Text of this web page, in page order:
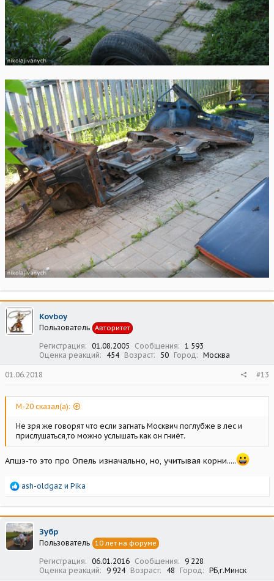
Kovboy
Пользователь Авторитет
Регистрация 01.08.2005 Сообщения
1 593
Оценка реакций
454 Возраст 50 Город Москва
01.06.2018 #13
М-20 сказал(а):
Не зря же говорят что если загнать Москвич поглубже в лес и
прислушаться,то можно услышать как он гниёт.
Апшэ-то это про Опель изначально, но, учитывая корни.....
Р
а
к
ц
и
и
ash-oldgaz и Pika
Зубр
Пользователь 10 лет на форуме
Регистрация 06.01.2016 Сообщения
9 228
Оценка реакций
9 924 Возраст 48 Город РБ,г.Минск